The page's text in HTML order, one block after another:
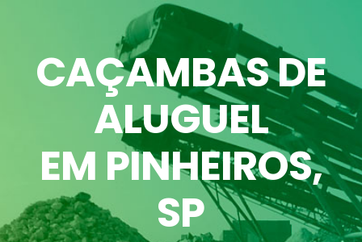
CAÇAMBAS DE
ALUGUEL
EM PINHEIROS,
SP